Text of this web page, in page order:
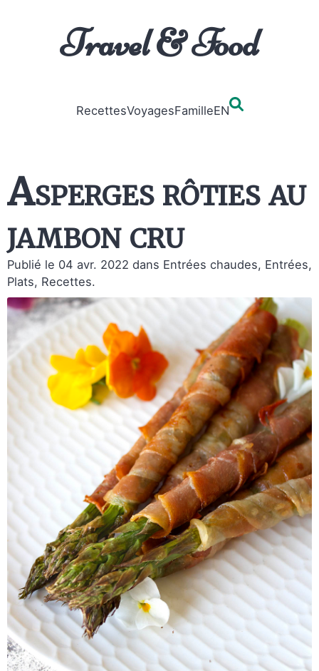
Travel & Food
RecettesVoyagesFamilleEN
Asperges rôties au
jambon cru
Publié le 04 avr. 2022 dans Entrées chaudes, Entrées,
Plats, Recettes.